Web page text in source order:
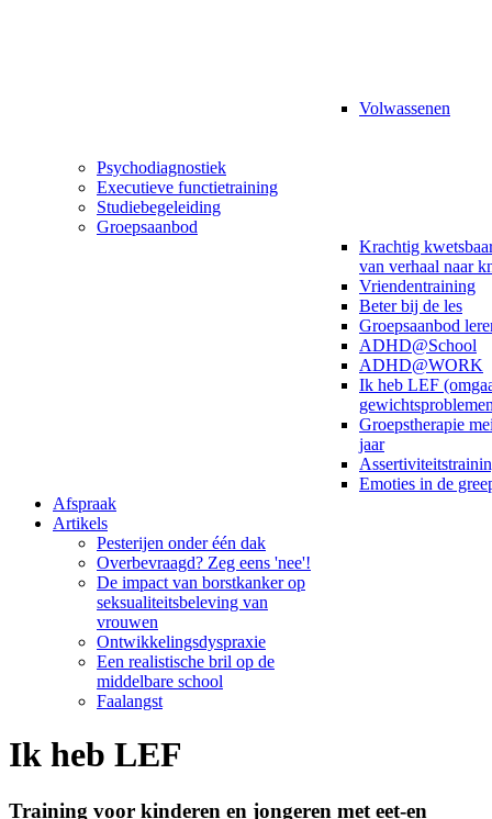
Volwassenen
Psychodiagnostiek
Executieve functietraining
Studiebegeleiding
Groepsaanbod
Krachtig
van verhaal naar
Vriendentraining
Beter bij de les
Groepsaanbod
ADHD@School
ADHD@WORK
Ik heb LEF
Groepstherapie
jaar
Emoties in de
Afspraak
Artikels
Pesterijen onder één dak
Overbevraagd? Zeg eens 'nee'!
De impact van borstkanker op
seksualiteitsbeleving van
vrouwen
Ontwikkelingsdyspraxie
Een realistische bril op de
middelbare school
Faalangst
Ik heb LEF
Training voor kinderen en jongeren met eet-en